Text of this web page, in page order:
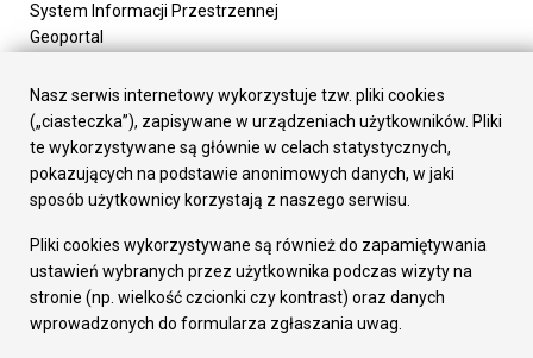
System Informacji Przestrzennej
Geoportal
Załatw sprawę
Prezydent Miasta
Rada Miasta
Wydziały
Elektroniczna Skrzynka Podawcza
Gospodarka
Fundusze europejskie
Środki krajowe
Oferty inwestycyjne
Nasz serwis internetowy wykorzystuje tzw. pliki cookies
(„ciasteczka”), zapisywane w urządzeniach użytkowników. Pliki
te wykorzystywane są głównie w celach statystycznych,
pokazujących na podstawie anonimowych danych, w jaki
sposób użytkownicy korzystają z naszego serwisu.
Pliki cookies wykorzystywane są również do zapamiętywania
ustawień wybranych przez użytkownika podczas wizyty na
stronie (np. wielkość czcionki czy kontrast) oraz danych
wprowadzonych do formularza zgłaszania uwag.